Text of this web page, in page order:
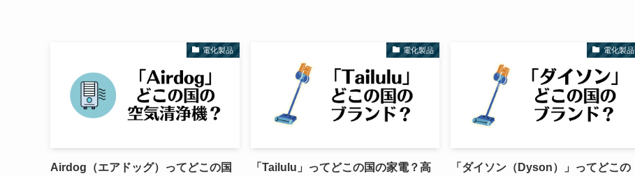
電化製品
Airdog（エアドッグ）ってどこの国
電化製品
「Tailulu」ってどこの国の家電？高
電化製品
「ダイソン（Dyson）」ってどこの